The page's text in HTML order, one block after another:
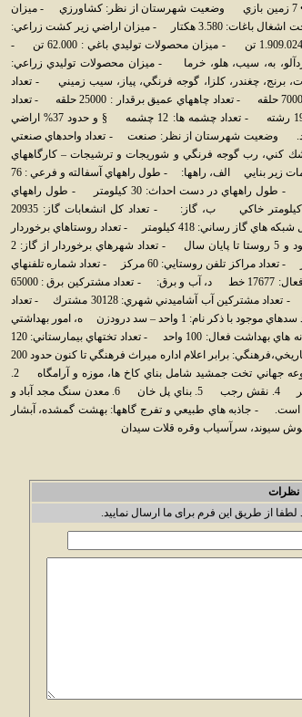
امكانات تربيت بدني: • 6 سالن ورزشي سر پوشيده • 7 زمين بازي وضعيت شهرستان از نظر: كشاورزي - ميزان
كل اراضي زير كشت: 150 هزار هكتار - ميزان اراضي تحت اشغال باغات: 3.580 هكتار - ميزان اراضي زير كشت زراعي:
146.470 هكتار - ميزان كل محصولات زراعي و باغي: 1.909.024 تن - ميزان محصولات توليدي باغي : 62.000 تن -
به، سيب، هلو، خرما - ميزان محصولات توليدي زراعي:
برنج، چغندر، كلزا، گوجه فرنگي، پياز، سيب زميني - تعداد
چاههاي كشاورزي: 12500 حلقه - تعداد چاههاي عميق: 7000 حلقه - تعداد چاههاي عميق برقدار : 25000 حلقه - تعداد
چاههاي نيمه عميق دستي: 5500 حلقه - تعداد قنوات: 19 رشته - تعداد چشمه ها: 12 چشمه § و حدود 37% اراضي
وضعيت شهرستان از نظر: صنعت - تعداد واحدهاي صنعتي
خشك كني، رب گوجه فرنگي و شوريجات و ترشيجات – كارگاههاي
قاليبافي و صنايع كوچك وضعيت شهرستان از نظر: خدمات زير بنايي الف، راهها: - طول راههاي آسفالته و فرعي : 76
كيلومتر اصلي، 135 كيلومتر فرعي، 152 كيلومتر شرياني - طول راههاي در دست احداث: 30 كيلومتر - طول راههاي
روستايي: 377 كيلومتر آسفالته، 39 كيلومتر شوسه، 50 كيلومتر خاكي ب، گاز: - تعداد كل انشعابات گاز: 20935
مشترك - تعداد علمكهاي منصوبه: 20935 علمك - طول شبكه هاي گاز رساني: 418 كيلومتر - تعداد روستاهاي برخوردار
از گاز: 4 روستا 5 روستا در دهه فجر برخوردار مي شود و 5 روستا تا پايان سال - تعداد شهرهاي برخوردار از گاز: 2
شهر ج، ارتباطات: - تعداد مراكز تلفن شهري: 4 مركز - تعداد مراكز تلفن روستايي: 60 مركز - تعداد شماره تلفنهاي
ثابت منصوبه: 61000 خط - تعداد شماره تلفنهاي همراه فعال: 17677 خط د، آب و برق: - تعداد مشتركين برق : 65000
مشترك - تعداد مشتركي آب آشاميدني: 56990 مشترك - تعداد مشتركين آب آشاميدني شهري: 30128 مشترك - تعداد
مشتركين آب آشاميدني روستايي: 26862 مشترك - تعداد سدهاي موجود با ذكر نام: 1 واحد – سد درودزن ه، امور بهداشتي
و درماني: - تعداد مراكز بهداشتي : 22 واحد - تعداد خانه هاي بهداشت فعال: 100 واحد - تعداد تختهاي بيمارستاني: 120
تخت جاذبه هاي گردشگري و ميراث فرهنگي: - آثار تاريخي،فرهنگي: برابر اعلام اداره ميراث فرهنگي تا كنون حدود 200
اثر تاريخي در شهرستان به ثبت رسيده مانند: 1. مجموعه جهاني تخت جمشيد شامل بناي كاخ ها، موزه و آرامگاه 2.
مجموعه آثار تاريخي نقش رستم 3. شهر تاريخي استخر 4. نقش رجب 5. بناي پل خان 6. معدن سنگ مجد آباد و
است. - جاذبه هاي طبيعي و تفرج گاهها: بهشت گمشده، آبشار
خوش سيوند، سرآسياب وقره قلات سيدان
نظرات
از طریق این فرم برای ما ارسال نمایید.